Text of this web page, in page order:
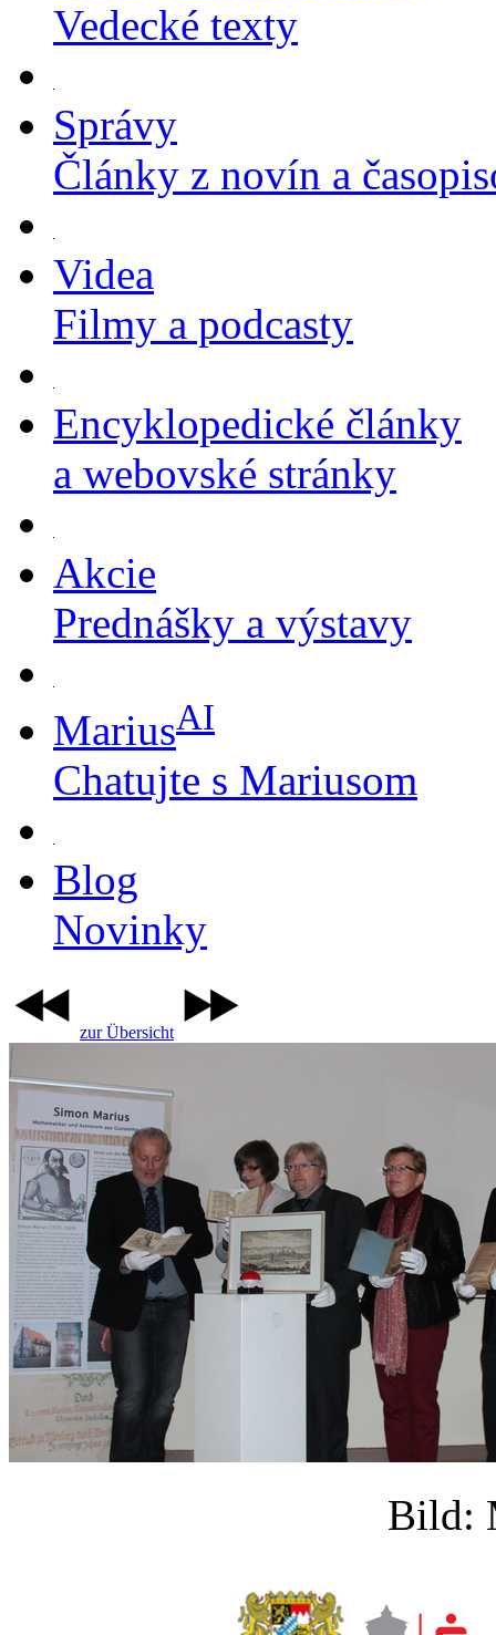
Vedecké texty
Správy
Články z novín a
Videa
Filmy a podcasty
Encyklopedické články
a webovské stránky
Akcie
Prednášky a výstavy
MariusAI
Chatujte s Mariusom
Blog
Novinky
zur Übersicht
Bild: